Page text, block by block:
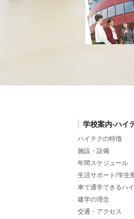
学校案内-ハイ
ハイテクの特徴
施設・設備
年間スケジュール
生活サポート/学生
車で通学できるハ
建学の理念
交通・アクセス